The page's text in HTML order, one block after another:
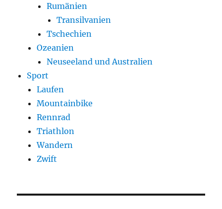
Rumänien
Transilvanien
Tschechien
Ozeanien
Neuseeland und Australien
Sport
Laufen
Mountainbike
Rennrad
Triathlon
Wandern
Zwift